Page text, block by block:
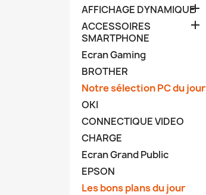
AFFICHAGE DYNAMIQUE

ACCESSOIRES
SMARTPHONE

Ecran Gaming
BROTHER
Notre sélection PC du jour
OKI
CONNECTIQUE VIDEO
CHARGE
Ecran Grand Public
EPSON
Les bons plans du jour